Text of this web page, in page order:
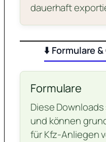
dauerhaft
⬇️ Formulare
Formulare
Diese
und können
für Kfz-Anliegen